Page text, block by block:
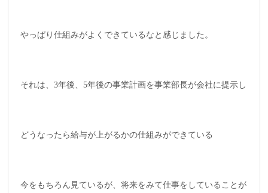
やっぱり仕組みがよくできているなと感じました。
それは、3年後、5年後の事業計画を事業部長が会社に提示し
どうなったら給与が上がるかの仕組みができている
今をもちろん見ているが、将来をみて仕事をしていることが